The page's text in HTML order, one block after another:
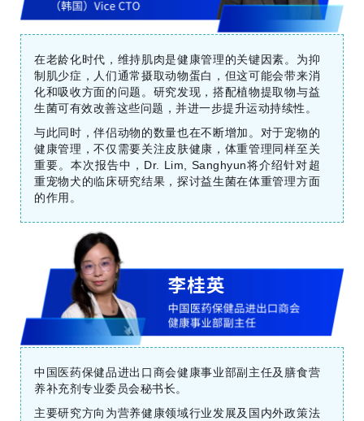
在老龄化时代，维持肌肉是健康管理的关键因素。为抑
制肌少症，人们通常摄取动物蛋白，但这可能会带来消
化和吸收方面的问题。研究发现，搭配植物提取物与益
生菌可有效改善这些问题，并进一步提升运动持续性。
与此同时，伴侣动物的数量也在不断增加。对于宠物的
健康管理，不仅需要关注皮肤健康，体重管理同样至关
重要。本次报告中，Dr. Lim, Sanghyun将介绍针对超
重宠物犬的临床研究结果，探讨益生菌在体重管理方面
的作用。
中国医药保健品进出口商会健康事业部副主任及膳食营
养补充剂专业委员会秘书长。
主要研究方向为营养健康领域行业发展及国内外政策法